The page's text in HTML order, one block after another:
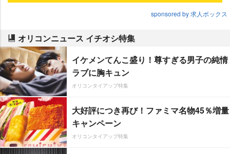
sponsored by 求人ボックス
オリコンニュース イチオシ特集
イケメンてんこ盛り！尊すぎる男子の純情
ラブに胸キュン
オリコンタイアップ特集
大好評につき再び！ファミマ名物45％増量
キャンペーン
オリコンタイアップ特集